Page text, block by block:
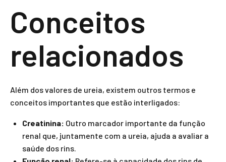
Conceitos
relacionados
Além dos valores de ureia, existem outros termos e
conceitos importantes que estão interligados:
Creatinina: Outro marcador importante da função
renal que, juntamente com a ureia, ajuda a avaliar a
saúde dos rins.